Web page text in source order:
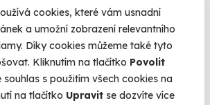
cookies, které vám usnadní
a umožní zobrazení relevantního
Díky cookies můžeme také tyto
Kliknutím na tlačítko Povolit
souhlas s použitím všech cookies na
na tlačítko Upravit se dozvíte více